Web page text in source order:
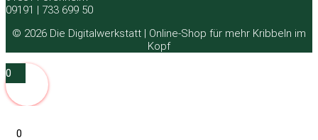
09191 | 733 699 50
© 2026 Die Digitalwerkstatt | Online-Shop für mehr Kribbeln im
Kopf
0
0